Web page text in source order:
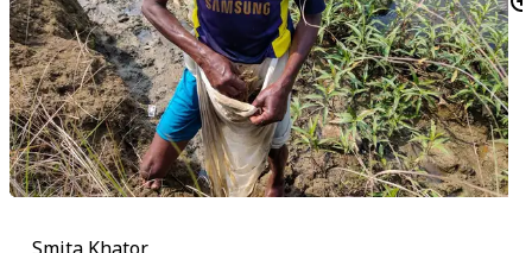
Smita Khator